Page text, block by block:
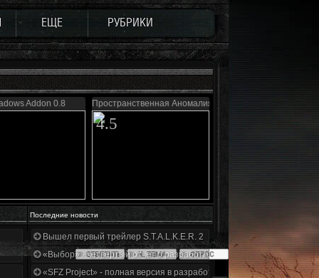
ЕЩЕ РУБРИКИ
Addon 0.8 Пространственная Аномалия 4.1
4.5
Последние новости
Вышел первый трейлер S.T.A.L.K.E.R. 2
«Выбор» - четвертый отчет о разработке!
«SFZ Project» - полная версия в разработке!